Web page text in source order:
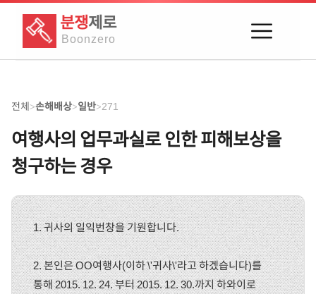
분쟁제로
Boonzero
전체>손해배상>일반>271
여행사의 업무과실로 인한 피해보상을
청구하는 경우
1. 귀사의 일익번창을 기원합니다.
2. 본인은 OO여행사(이하 \'귀사\'라고 하겠습니다)를
통해 2015. 12. 24. 부터 2015. 12. 30.까지 하와이로